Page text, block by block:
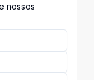
nossos